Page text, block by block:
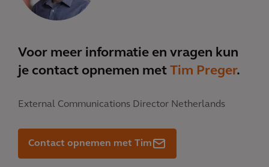
Voor meer informatie en vragen kun
je contact opnemen met Tim Preger.
External Communications Director Netherlands
Contact opnemen met Tim